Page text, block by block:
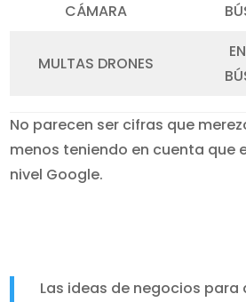
CÁMARA
MULTAS DRONES
No parecen ser cifras que
menos teniendo en cuenta que
nivel Google.
Las ideas de negocios